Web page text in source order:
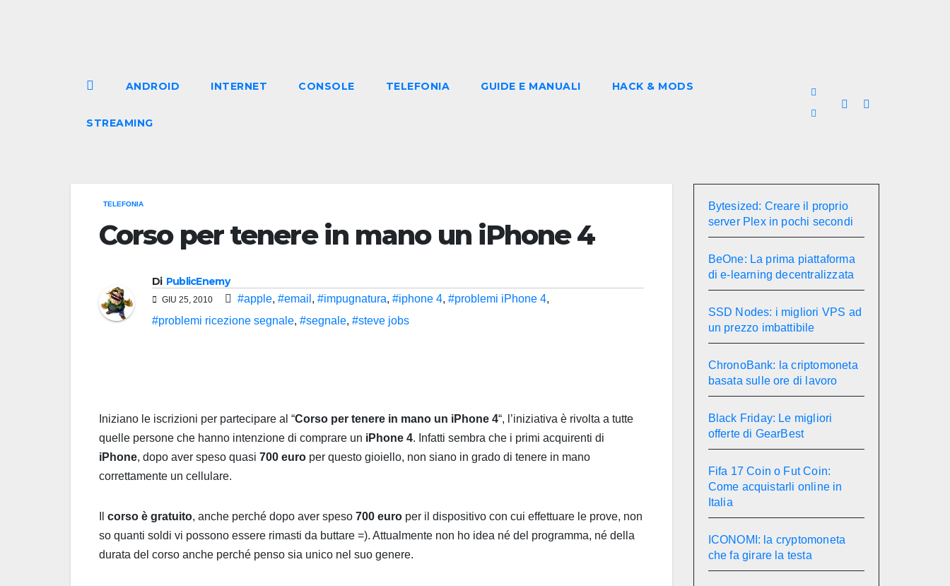
ANDROID INTERNET CONSOLE TELEFONIA GUIDE E MANUALI HACK & MODS
STREAMING
TELEFONIA
Corso per tenere in mano un iPhone 4
Di PublicEnemy
GIU 25, 2010 #apple, #email , #impugnatura, #iphone 4, #problemi iPhone 4,
#problemi ricezione segnale, #segnale, #steve jobs
Iniziano le iscrizioni per partecipare al “Corso per tenere in mano un iPhone 4“, l’iniziativa è rivolta a tutte
quelle persone che hanno intenzione di comprare un iPhone 4. Infatti sembra che i primi acquirenti di
iPhone, dopo aver speso quasi 700 euro per questo gioiello, non siano in grado di tenere in mano
correttamente un cellulare.
corso è gratuito, anche perché dopo aver speso 700 euro per il dispositivo con cui effettuare le prove, non
so quanti soldi vi possono essere rimasti da buttare =). Attualmente non ho idea né del programma, né della
durata del corso anche perché penso sia unico nel suo genere.
Bytesized: Creare il proprio
server Plex in pochi secondi
BeOne: La prima piattaforma
di e-learning decentralizzata
SSD Nodes: i migliori VPS ad
un prezzo imbattibile
ChronoBank: la criptomoneta
basata sulle ore di lavoro
Black Friday: Le migliori
offerte di GearBest
Fifa 17 Coin o Fut Coin:
Come acquistarli online in
Italia
ICONOMI: la cryptomoneta
che fa girare la testa